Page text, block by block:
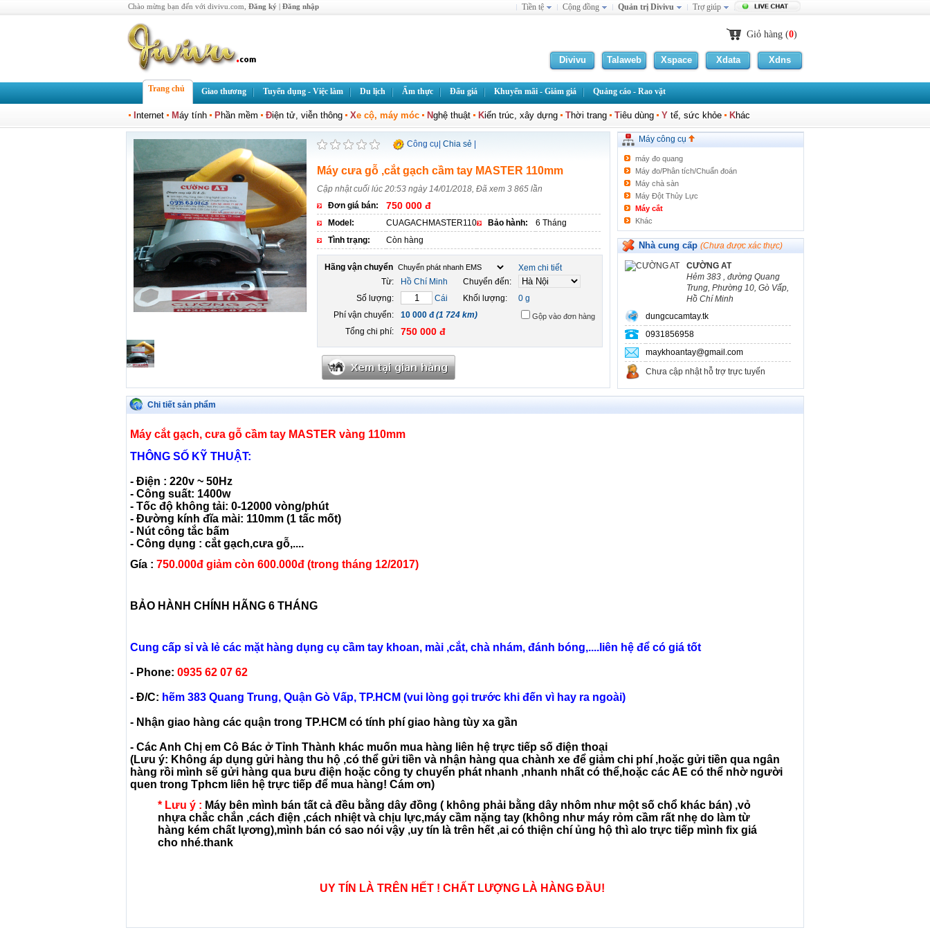
Chào mừng bạn đến với divivu.com, Đăng ký | Đăng nhập Tiền tệ Cộng đồng Quản trị Divivu Trợ giúp
Giỏ hàng (0)
Divivu Talaweb Xspace Xdata Xdns
Trang chủ Giao thương Tuyển dụng - Việc làm Du lịch Ẩm thực Đấu giá Khuyến mãi - Giảm giá Quảng cáo - Rao vặt
nternet Máy tính Phần mềm Điện tử, viễn thông Xe cộ, máy móc Nghệ thuật Kiến trúc, xây dựng Thời trang Tiêu dùng Y tế, sức khỏe Khác
Chia sẻ
Công cụ
Máy cưa gỗ ,cắt gạch cầm tay MASTER 110mm
Cập nhật cuối lúc 20:53 ngày 14/01/2018, Đã xem 3 865 lần
Đơn giá bán:
750 000 đ
Model: CUAGACHMASTER110 Bảo hành:
6 Tháng
Tình trạng:
Còn hàng
Hãng vận chuyển
Xem chi tiết
Từ:
Hồ Chí Minh
Chuyển đến:
Số lượng:
Cái Khối lượng:
0 g
Phí vận chuyển:
10 000 đ(1 724 km) Gộp vào đơn hàng
Tổng chi phí: 750 000 đ
Máy công cụ
Máy tiện
Máy phay
Máy Khoan
Máy ép/Thuỷ lực
Máy hàn
Máy mài
Máy chà nhám
máy đo quang
Máy đo/Phân tích/Chuẩn đoán
Máy chà sàn
Máy Đột Thủy Lực
Máy cắt
Khác
Nhà cung cấp (Chưa được xác thực)
CƯỜNG AT
Hẻm 383 , đường Quang
Trung, Phường 10, Gò Vấp,
Hồ Chí Minh
dungcucamtay.tk
0931856958
maykhoantay@gmail.com
Chưa cập nhật hỗ trợ trực tuyến
Chi tiết sản phẩm
Máy cắt gạch, cưa gỗ cầm tay MASTER vàng 110mm
THÔNG SỐ KỸ THUẬT:
- Điện : 220v ~ 50Hz
- Công suất: 1400w
- Tốc độ không tải: 0-12000 vòng/phút
- Đường kính đĩa mài: 110mm (1 tấc mốt)
- Nút công tắc bấm
- Công dụng : cắt gạch,cưa gỗ,....
Gía : 750.000đ giảm còn 600.000đ (trong tháng 12/2017)
BẢO HÀNH CHÍNH HÃNG 6 THÁNG
Cung cấp sỉ và lẻ các mặt hàng dụng cụ cầm tay khoan, mài ,cắt, chà nhám, đánh bóng,....liên hệ để có giá tốt
- Phone: 0935 62 07 62
- Đ/C: hẽm 383 Quang Trung, Quận Gò Vấp, TP.HCM (vui lòng gọi trước khi đến vì hay ra ngoài)
- Nhận giao hàng các quận trong TP.HCM có tính phí giao hàng tùy xa gần
- Các Anh Chị em Cô Bác ở Tỉnh Thành khác muốn mua hàng liên hệ trực tiếp số điện thoại
(Lưu ý: Không áp dụng gửi hàng thu hộ ,có thể gửi tiền và nhận hàng qua chành xe để giảm chi phí ,hoặc gửi tiền qua ngân
hàng rồi mình sẽ gửi hàng qua bưu điện hoặc công ty chuyển phát nhanh ,nhanh nhất có thể,hoặc các AE có thể nhờ người
quen trong Tphcm liên hệ trực tiếp để mua hàng! Cám ơn)
* Lưu ý : Máy bên mình bán tất cả đều bằng dây đồng ( không phải bằng dây nhôm như một số chổ khác bán) ,vỏ
nhựa chắc chắn ,cách điện ,cách nhiệt và chịu lực,máy cầm nặng tay (không như máy rỏm cầm rất nhẹ do làm từ
hàng kém chất lựơng),mình bán có sao nói vậy ,uy tín là trên hết ,ai có thiện chí ủng hộ thì alo trực tiếp mình fix giá
cho nhé.thank
UY TÍN LÀ TRÊN HẾT ! CHẤT LƯỢNG LÀ HÀNG ĐẦU!